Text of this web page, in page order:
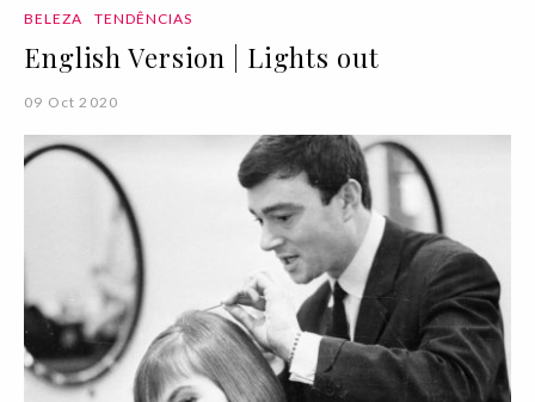
BELEZA TENDÊNCIAS
English Version | Lights out
09 Oct 2020